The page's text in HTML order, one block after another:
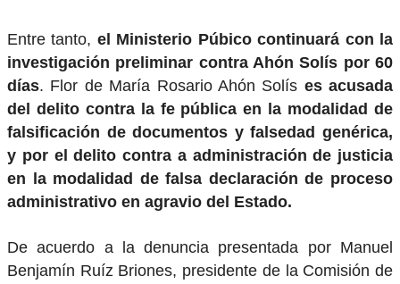
Entre tanto, el Ministerio Púbico continuará con la
investigación preliminar contra Ahón Solís por 60
días. Flor de María Rosario Ahón Solís es acusada
del delito contra la fe pública en la modalidad de
falsificación de documentos y falsedad genérica,
y por el delito contra a administración de justicia
en la modalidad de falsa declaración de proceso
administrativo en agravio del Estado.
De acuerdo a la denuncia presentada por Manuel
Benjamín Ruíz Briones, presidente de la Comisión de